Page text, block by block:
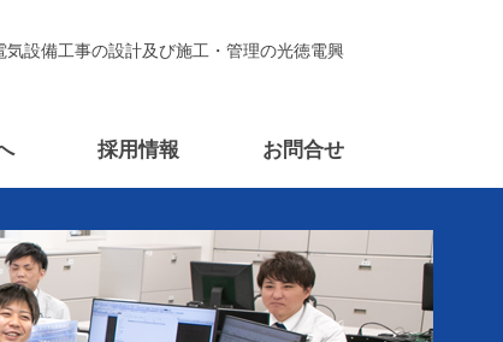
気設備工事の設計及び施工・管理の光徳電興
採用情報 お問合せ